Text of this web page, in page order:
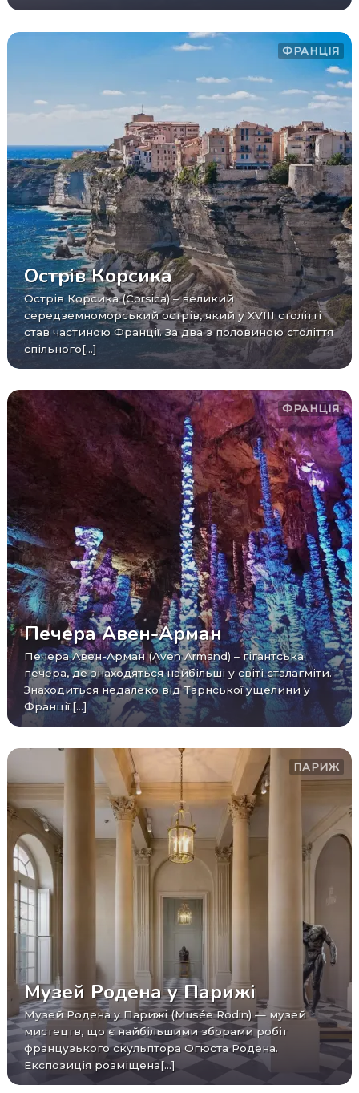
ФРАНЦІЯ
Острів Корсика
Острів Корсика (Corsica) – великий
середземноморський острів, який у XVIII столітті
став частиною Франції. За два з половиною століття
спільного[...]
ФРАНЦІЯ
Печера Авен-Арман
Печера Авен-Арман (Aven Armand) – гігантська
печера, де знаходяться найбільші у світі сталагміти.
Знаходиться недалеко від Тарнської ущелини у
Франції.[...]
ПАРИЖ
Музей Родена у Парижі
Музей Родена у Парижі (Musée Rodin) — музей
мистецтв, що є найбільшими зборами робіт
французького скульптора Огюста Родена.
Експозиція розміщена[...]